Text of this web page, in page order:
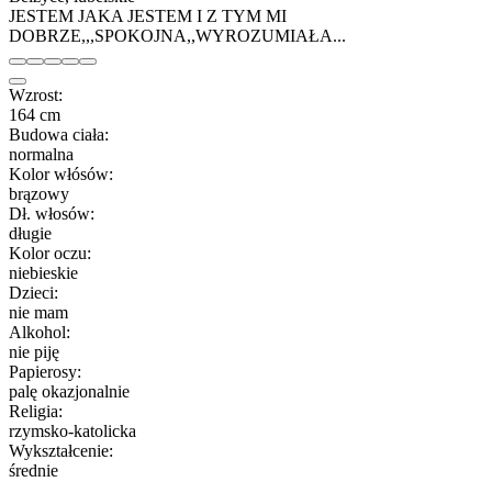
JESTEM JAKA JESTEM I Z TYM MI
DOBRZE,,,SPOKOJNA,,WYROZUMIAŁA...
Wzrost:
164 cm
Budowa ciała:
normalna
Kolor włósów:
brązowy
Dł. włosów:
długie
Kolor oczu:
niebieskie
Dzieci:
nie mam
Alkohol:
nie piję
Papierosy:
palę okazjonalnie
Religia:
rzymsko-katolicka
Wykształcenie:
średnie